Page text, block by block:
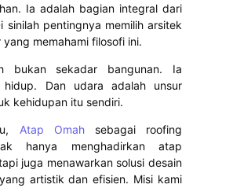
Ia adalah bagian integral dari
sinilah pentingnya memilih arsitek
memahami filosofi ini.
bukan sekadar bangunan. Ia
hidup. Dan udara adalah unsur
kehidupan itu sendiri.
Atap Omahsebagai roofing
hanya menghadirkan atap
juga menawarkan solusi desain
artistik dan efisien. Misi kami